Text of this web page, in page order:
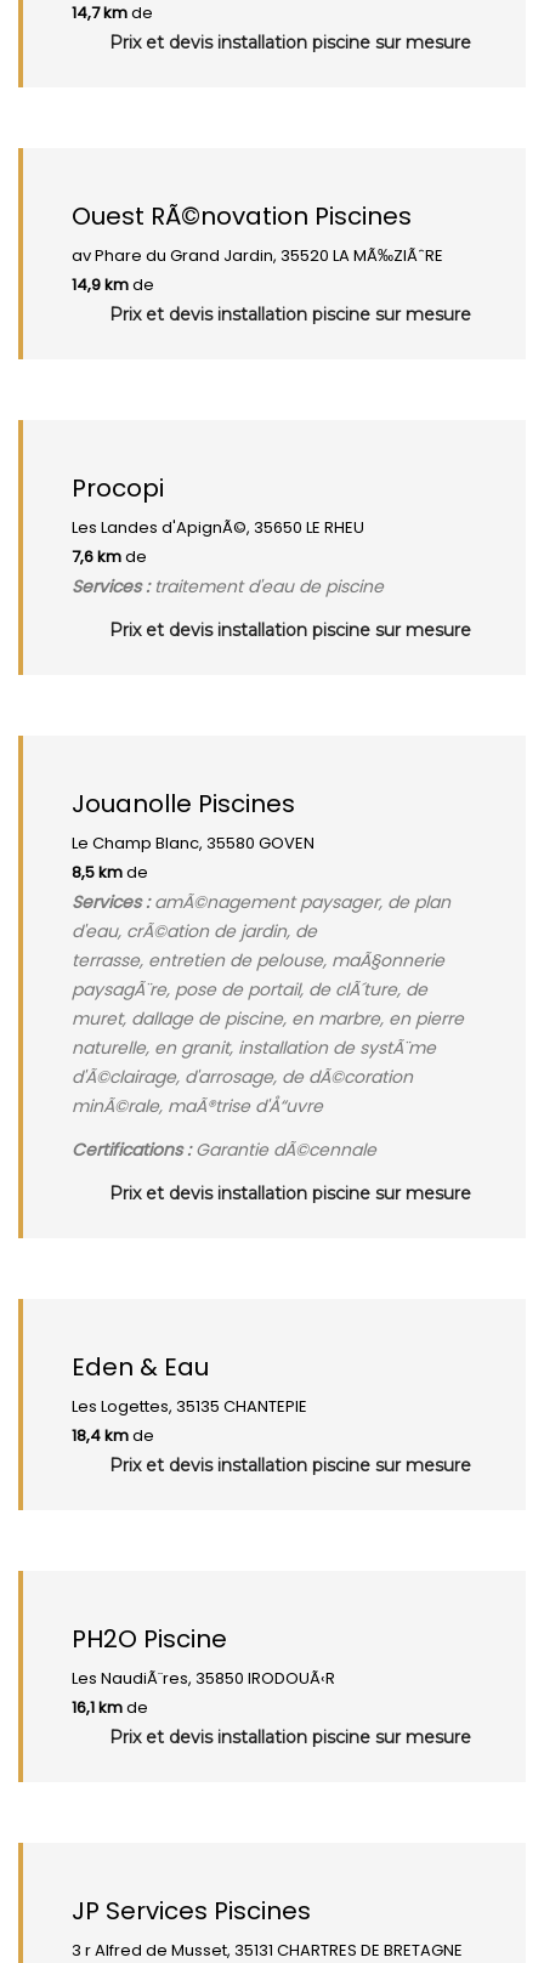
14,7 kmde
Prix et devis installation piscine sur mesure
Ouest RÃ©novation Piscines
av Phare du Grand Jardin, 35520 LA MÃ‰ZIÃˆRE
14,9 kmde
Prix et devis installation piscine sur mesure
Procopi
Les Landes d'ApignÃ©, 35650 LE RHEU
7,6 kmde
Services :traitement d'eau de piscine
Prix et devis installation piscine sur mesure
Jouanolle Piscines
Le Champ Blanc, 35580 GOVEN
8,5 kmde
Services :amÃ©nagement paysager, de plan
d'eau, crÃ©ation de jardin, de
terrasse, entretien de pelouse, maÃ§onnerie
paysagÃ¨re, pose de portail, de clÃ´ture, de
muret, dallage de piscine, en marbre, en pierre
naturelle, en granit, installation de systÃ¨me
d'Ã©clairage, d'arrosage, de dÃ©coration
minÃ©rale, maÃ®trise d'Å“uvre
Certifications :Garantie dÃ©cennale
Prix et devis installation piscine sur mesure
Eden & Eau
Les Logettes, 35135 CHANTEPIE
18,4 kmde
Prix et devis installation piscine sur mesure
PH2O Piscine
Les NaudiÃ¨res, 35850 IRODOUÃ‹R
16,1 kmde
Prix et devis installation piscine sur mesure
JP Services Piscines
3 r Alfred de Musset, 35131 CHARTRES DE BRETAGNE